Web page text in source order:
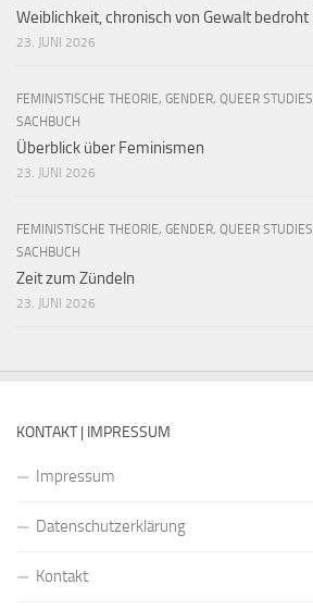
Weiblichkeit, chronisch von Gewalt bedroht
23. JUNI 2026
FEMINISTISCHE THEORIE, GENDER, QUEER STUDIES
SACHBUCH
Überblick über Feminismen
23. JUNI 2026
FEMINISTISCHE THEORIE, GENDER, QUEER STUDIES
SACHBUCH
Zeit zum Zündeln
23. JUNI 2026
KONTAKT | IMPRESSUM
Impressum
Datenschutzerklärung
Kontakt